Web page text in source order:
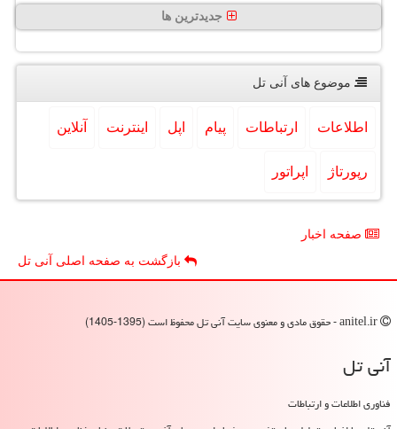
جدیدترین ها
موضوع های آنی تل
اطلاعات ارتباطات پیام اپل اینترنت آنلاین
رپورتاژ اپراتور
صفحه اخبار
بازگشت به صفحه اصلی آنی تل
آنی تل
فناوری اطلاعات و ارتباطات